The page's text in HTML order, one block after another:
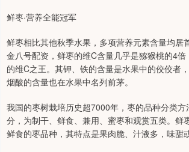
鲜枣·营养全能冠军
鲜枣相比其他秋季水果，多项营养元素含量均居
金八号配资，鲜枣的维C含量几乎是猕猴桃的4
的维C之王。其钾、铁的含量是水果中的佼佼者，
烟酸的含量也在水果中名列前茅。
我国的枣树栽培历史超7000年，枣的品种分类
分，为制干、鲜食、兼用、蜜枣和观赏五类。鲜
鲜食的枣品种，其特点是果肉脆、汁液多，味甜